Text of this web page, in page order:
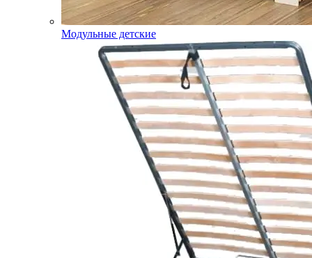
Модульные детские